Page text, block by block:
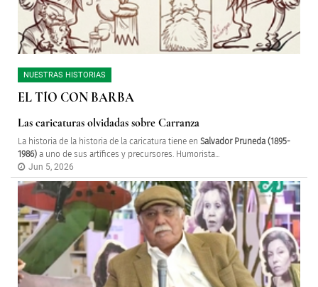
NUESTRAS HISTORIAS
EL TÍO CON BARBA
Las caricaturas olvidadas sobre Carranza
La historia de la historia de la caricatura tiene en Salvador Pruneda (1895-
1986) a uno de sus artífices y precursores. Humorista...
Jun 5, 2026